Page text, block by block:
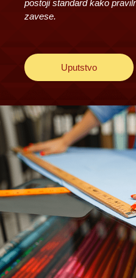
postoji standard kako
zavese.
Uputstvo